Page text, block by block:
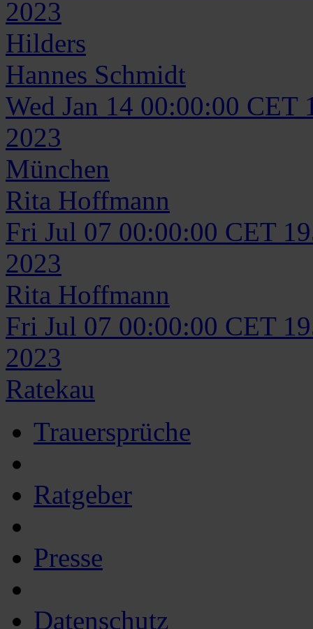
2023
Hilders
Hannes Schmidt
Wed Jan 14 00:00:00 CET
2023
München
Rita Hoffmann
Fri Jul 07 00:00:00 CET
2023
Rita Hoffmann
Fri Jul 07 00:00:00 CET
2023
Ratekau
Trauersprüche
Ratgeber
Presse
Datenschutz